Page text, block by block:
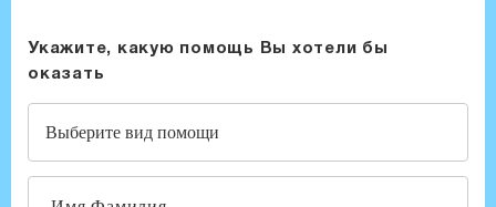
Укажите, какую помощь Вы хотели бы
оказать
Выберите вид помощи